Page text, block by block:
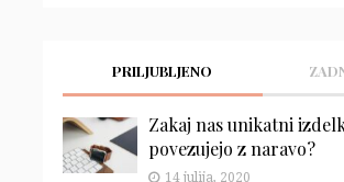
PRILJUBLJENO
Zakaj nas unikatni
povezujejo z naravo?
14 julija, 2020